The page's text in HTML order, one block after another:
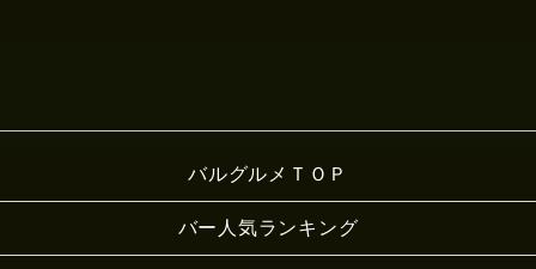
バルグルメＴＯＰ
バー人気ランキング